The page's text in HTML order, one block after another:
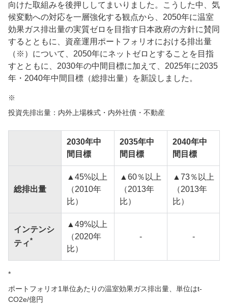
向けた取組みを後押ししてまいりました。こうした中、気
候変動への対応を一層強化する観点から、2050年に温室
効果ガス排出量の実質ゼロを目指す日本政府の方針に賛同
するとともに、資産運用ポートフォリオにおける排出量
（※）について、2050年にネットゼロとすることを目指
すとともに、2030年の中間目標に加えて、2025年に2035
年・2040年中間目標（総排出量）を新設しました。
※
投資先排出量：内外上場株式・内外社債・不動産
2030年中
間目標
2035年中
間目標
2040年中
間目標
総排出量
▲45%以上
（2010年
比）
▲60％以上
（2013年
比）
▲73％以上
（2013年
比）
インテンシ
ティ*
▲49%以上
（2020年
比）
- -
*
ポートフォリオ1単位あたりの温室効果ガス排出量、単位はt-
CO2e/億円